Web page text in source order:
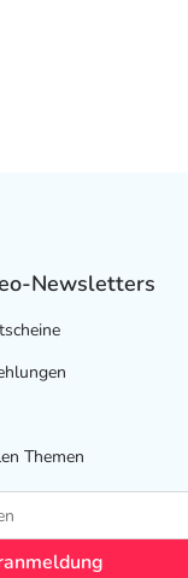
Newsletters
Themen